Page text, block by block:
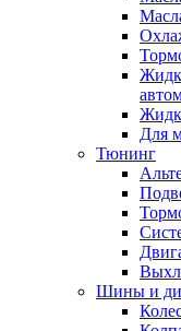
Для
Тюнинг
Шины и